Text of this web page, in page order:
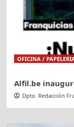
OFICINA /
Alfil.be
Dpto. Redacción